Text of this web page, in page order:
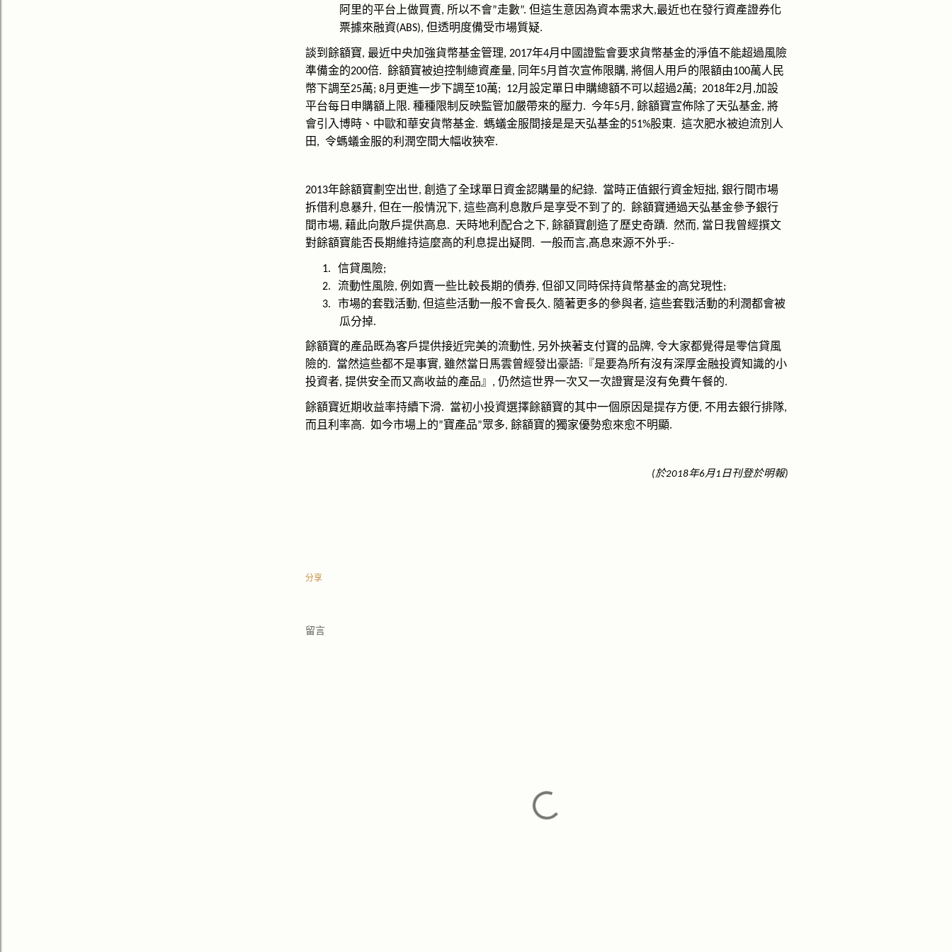
阿里的平台上做買賣, 所以不會”走數”. 但這生意因為資本需求大,最近也在發行資產證券化
票據來融資(ABS), 但透明度備受市場質疑.
談到餘額寶, 最近中央加強貨幣基金管理, 2017年4月中國證監會要求貨幣基金的淨值不能超過風險
準備金的200倍. 餘額寶被迫控制總資產量, 同年5月首次宣佈限購, 將個人用戶的限額由100萬人民
幣下調至25萬; 8月更進一步下調至10萬; 12月設定單日申購總額不可以超過2萬; 2018年2月 ,加設
平台每日申購額上限. 種種限制反映監管加嚴帶來的壓力. 今年5月 , 餘額寶宣佈除了天弘基金, 將
會引入博時、中歐和華安貨幣基金. 螞蟻金服間接是是天弘基金的51%股東. 這次肥水被迫流別人
田, 令螞蟻金服的利潤空間大幅收狹窄.
2013年餘額寶劃空出世, 創造了全球單日資金認購量的紀錄. 當時正值銀行資金短拙, 銀行間市場
拆借利息暴升, 但在一般情況下, 這些高利息散戶是享受不到了的. 餘額寶通過天弘基金參予銀行
間市場, 藉此向散戶提供高息. 天時地利配合之下, 餘額寶創造了歷史奇蹟. 然而, 當日我曾經撰文
對餘額寶能否長期維持這麼高的利息提出疑問. 一般而言,髙息來源不外乎:-
1. 信貸風險;
2.
流動性風險, 例如賣一些比較長期的債券, 但卻又同時保持貨幣基金的高兌現性;
3.
市場的套戥活動, 但這些活動一般不會長久 . 隨著更多的參與者, 這些套戥活動的利潤都會被
瓜分掉.
餘額寶的產品既為客戶提供接近完美的流動性, 另外挾著支付寶的品牌, 令大家都覺得是零信貸風
險的. 當然這些都不是事實, 雖然當日馬雲曾經發出豪語: 『是要為所有沒有深厚金融投資知識的小
投資者, 提供安全而又高收益的產品』 , 仍然這世界一次又一次證實是沒有免費午餐的.
餘額寶近期收益率持續下滑. 當初小投資選擇餘額寶的其中一個原因是提存方便, 不用去銀行排隊,
而且利率高. 如今市場上的”寶產品”眾多, 餘額寶的獨家優勢愈來愈不明顯.
(於2018年6月1 日刊登於明報)
分享
留言